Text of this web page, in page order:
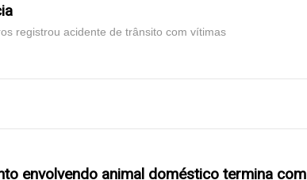
registrou acidente de trânsito com vítimas
envolvendo animal doméstico termina com